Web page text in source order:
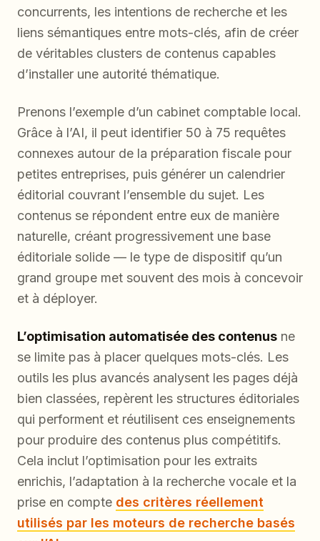
concurrents, les intentions de recherche et les
liens sémantiques entre mots-clés, afin de créer
de véritables clusters de contenus capables
d’installer une autorité thématique.
Prenons l’exemple d’un cabinet comptable local.
Grâce à l’AI, il peut identifier 50 à 75 requêtes
connexes autour de la préparation fiscale pour
petites entreprises, puis générer un calendrier
éditorial couvrant l’ensemble du sujet. Les
contenus se répondent entre eux de manière
naturelle, créant progressivement une base
éditoriale solide — le type de dispositif qu’un
grand groupe met souvent des mois à concevoir
et à déployer.
L’optimisation automatisée des contenus ne
se limite pas à placer quelques mots-clés. Les
outils les plus avancés analysent les pages déjà
bien classées, repèrent les structures éditoriales
qui performent et réutilisent ces enseignements
pour produire des contenus plus compétitifs.
Cela inclut l’optimisation pour les extraits
enrichis, l’adaptation à la recherche vocale et la
prise en compte des critères réellement
utilisés par les moteurs de recherche basés